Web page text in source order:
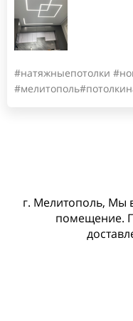
#натяжныепотолки
г. Мелитополь, Мы
помещение.